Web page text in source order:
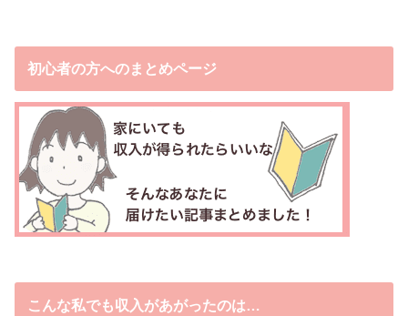
初心者の方へのまとめページ
こんな私でも収入があがったのは…